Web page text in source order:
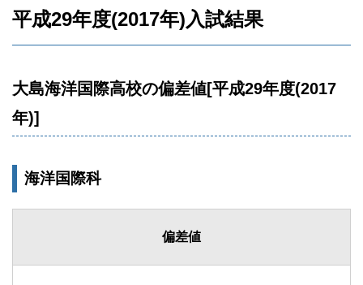
平成29年度(2017年)入試結果
大島海洋国際高校の偏差値[平成29年度(2017
年)]
海洋国際科
偏差値